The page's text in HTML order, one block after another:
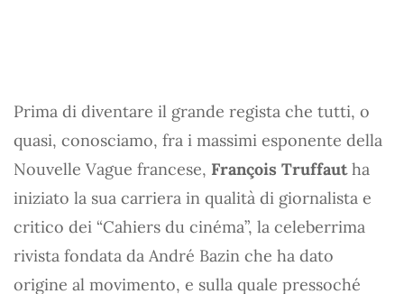
Prima di diventare il grande regista che tutti, o
quasi, conosciamo, fra i massimi esponente della
Nouvelle Vague francese, François Truffautha
iniziato la sua carriera in qualità di giornalista e
critico dei “Cahiers du cinéma”, la celeberrima
rivista fondata da André Bazin che ha dato
origine al movimento, e sulla quale pressoché